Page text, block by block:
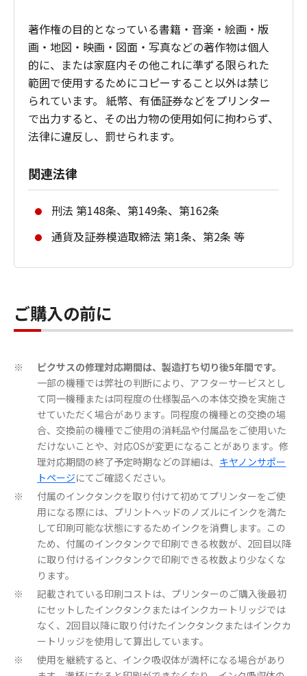
著作権の目的となっている書籍・音楽・絵画・版
画・地図・映画・図面・写真などの著作物は個人
的に、または家庭内その他これに準ずる限られた
範囲で使用するためにコピーすること以外は禁じ
られています。 紙幣、有価証券などをプリンター
で出力すると、その出力物の使用如何に拘わらず、
法律に違反し、罰せられます。
関連法律
刑法 第148条、第149条、第162条
通貨及証券模造取締法 第1条、第2条 等
ご購入の前に
※
ピクサスの修理対応期間は、製造打ち切り後5年間です。
一部の機種では弊社の判断により、アフターサービスとし
て同一機種または同程度の仕様製品への本体交換を実施さ
せていただく場合があります。同程度の機種との交換の場
合、交換前の機種でご使用の消耗品や付属品をご使用いた
だけないことや、対応OSが変更になることがあります。修
理対応期間の終了予定時期などの詳細は、 キヤノンサポー
トページにてご確認ください。
※
付属のインクタンクを取り付けて初めてプリンターをご使
用になる際には、プリントヘッドのノズルにインクを満た
して印刷可能な状態にするためインクを消費します。この
ため、付属のインクタンクで印刷できる枚数が、2回目以降
に取り付けるインクタンクで印刷できる枚数より少なくな
ります。
※
記載されている印刷コストは、プリンターのご購入後最初
にセットしたインクタンクまたはインクカートリッジでは
なく、2回目以降に取り付けたインクタンクまたはインクカ
ートリッジを使用して算出しています。
※
使用を継続すると、インク吸収体が満杯になる場合があり